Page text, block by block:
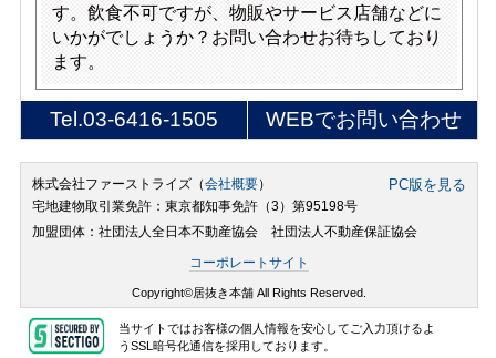
す。飲食不可ですが、物販やサービス店舗などに
いかがでしょうか？お問い合わせお待ちしており
ます。
Tel.03-6416-1505 WEBでお問い合わせ
株式会社ファーストライズ（会社概要） PC版を見る
宅地建物取引業免許：東京都知事免許（3）第95198号
加盟団体：社団法人全日本不動産協会 社団法人不動産保証協会
コーポレートサイト
Copyright©居抜き本舗 All Rights Reserved.
当サイトではお客様の個人情報を安心してご入力頂けるよ
うSSL暗号化通信を採用しております。